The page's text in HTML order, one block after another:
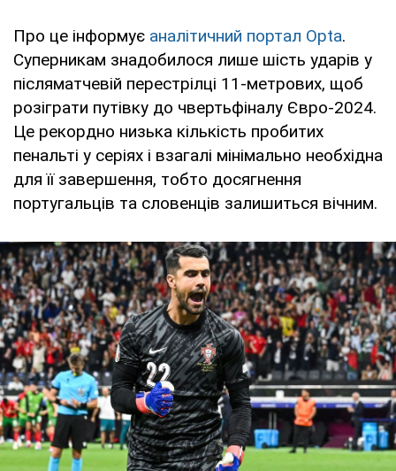
Про це інформує аналітичний портал Opta.
Суперникам знадобилося лише шість ударів у
післяматчевій перестрілці 11-метрових, щоб
розіграти путівку до чвертьфіналу Євро-2024.
Це рекордно низька кількість пробитих
пенальті у серіях і взагалі мінімально необхідна
для її завершення, тобто досягнення
португальців та словенців залишиться вічним.